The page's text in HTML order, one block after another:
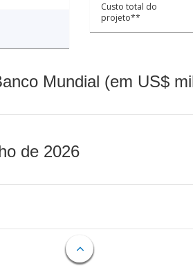
Custo total do
projeto**
Mundial (em US$
de 2026